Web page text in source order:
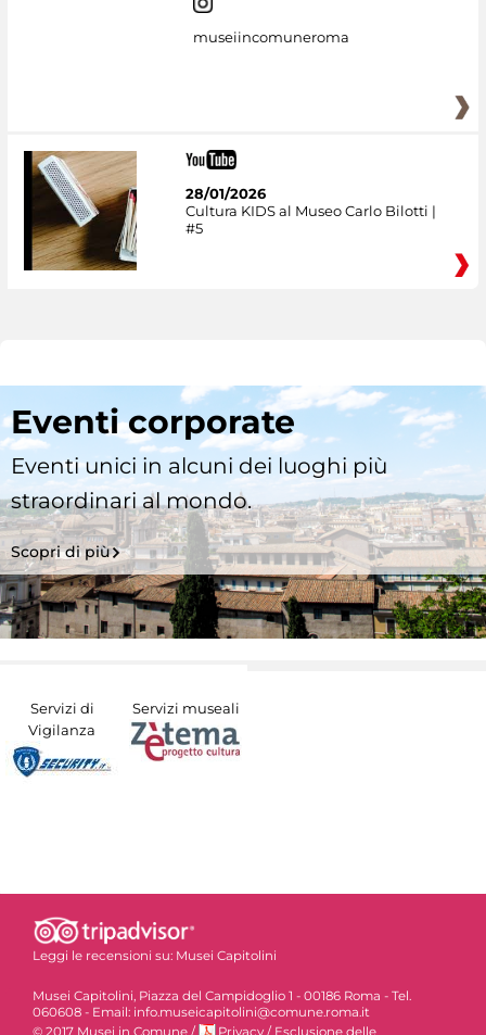
museiincomuneroma
28/01/2026
Cultura KIDS al Museo Carlo Bilotti |
#5
Eventi corporate
Eventi unici in alcuni dei luoghi più
straordinari al mondo.
Scopri di più
Servizi di
Vigilanza
Servizi museali
Leggi le recensioni su: Musei Capitolini
Musei Capitolini, Piazza del Campidoglio 1 - 00186 Roma - Tel.
060608 - Email: info.museicapitolini@comune.roma.it